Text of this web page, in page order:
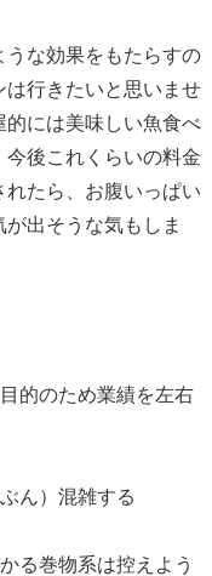
な効果をもたらすの
行きたいと思いませ
的には美味しい魚食べ
後これくらいの料金
たら、お腹いっぱい
出そうな気もしま
的のため業績を左右
ん）混雑する
る巻物系は控えよう